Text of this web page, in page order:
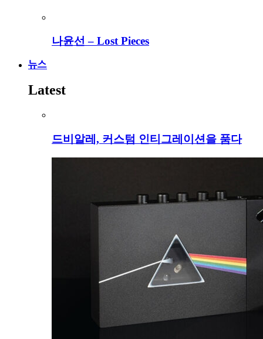
나윤선 – Lost Pieces
뉴스
Latest
드비알레, 커스텀 인티그레이션을 품다